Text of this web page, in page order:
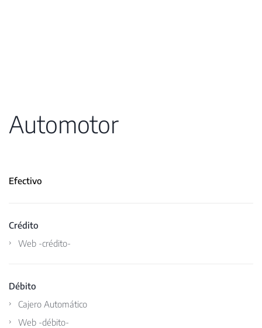
Automotor
Efectivo
Crédito
Web -crédito-
Débito
Cajero Automático
Web -débito-